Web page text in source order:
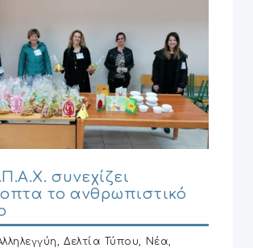
συνεχίζει
το ανθρωπιστικό
, Δελτία Τύπου, Νέα,